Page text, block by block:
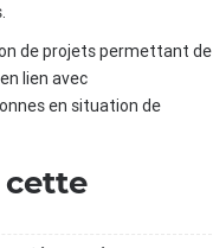
de projets permettant de
lien avec
en situation de